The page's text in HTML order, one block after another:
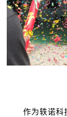
作为轶诺科